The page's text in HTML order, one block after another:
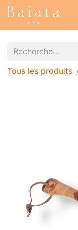
Tous les produits